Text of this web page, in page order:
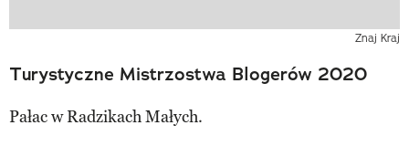
Znaj Kraj
Turystyczne Mistrzostwa Blogerów 2020
Pałac w Radzikach Małych.